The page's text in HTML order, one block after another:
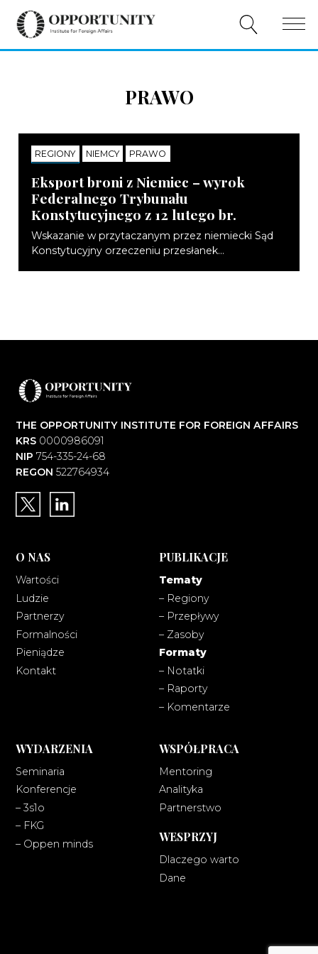
WYDARZENIA
WSPARCIE
PRAWO
REGIONY NIEMCY PRAWO
NOTATKI
Eksport broni z Niemiec – wyrok
Federalnego Trybunału
Konstytucyjnego z 12 lutego br.
Wskazanie w przytaczanym przez niemiecki Sąd
Konstytucyjny orzeczeniu przesłanek...
THE OPPORTUNITY INSTITUTE FOR FOREIGN AFFAIRS
KRS0000986091
NIP 754-335-24-68
REGON 522764934
O NAS
Wartości
Ludzie
Partnerzy
Formalności
Pieniądze
Kontakt
PUBLIKACJE
Tematy
– Regiony
– Przepływy
– Zasoby
Formaty
– Notatki
– Raporty
– Komentarze
WYDARZENIA
Seminaria
Konferencje
– 3s1o
– FKG
– Oppen minds
WSPÓŁPRACA
Mentoring
Analityka
Partnerstwo
WESPRZYJ
Dlaczego warto
Dane